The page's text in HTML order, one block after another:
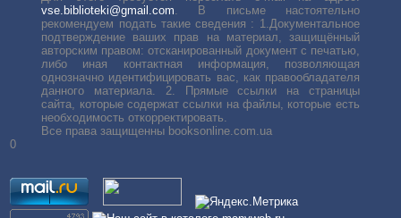
vse.biblioteki@gmail.com . В письме настоятельно
рекомендуем подать такие сведения : 1.Документальное
подтверждение ваших прав на материал, защищённый
авторским правом: отсканированный документ с печатью,
либо иная контактная информация, позволяющая
однозначно идентифицировать вас, как правообладателя
данного материала. 2. Прямые ссылки на страницы
сайта, которые содержат ссылки на файлы, которые есть
необходимость откорректировать.
Все права защищенны booksonline.com.ua
0